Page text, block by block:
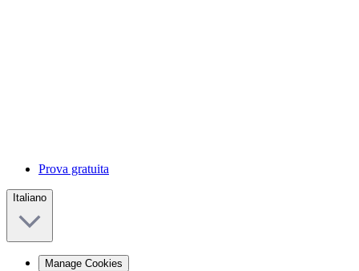
Prova gratuita
Italiano
Manage Cookies